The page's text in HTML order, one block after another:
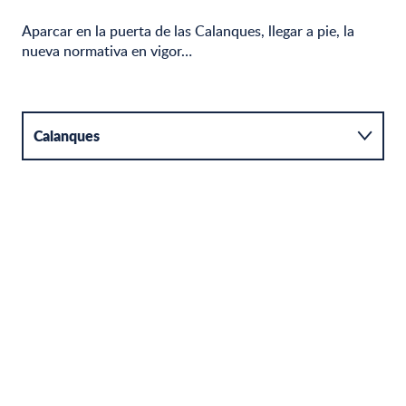
Aparcar en la puerta de las Calanques, llegar a pie, la
nueva normativa en vigor…
Calanques